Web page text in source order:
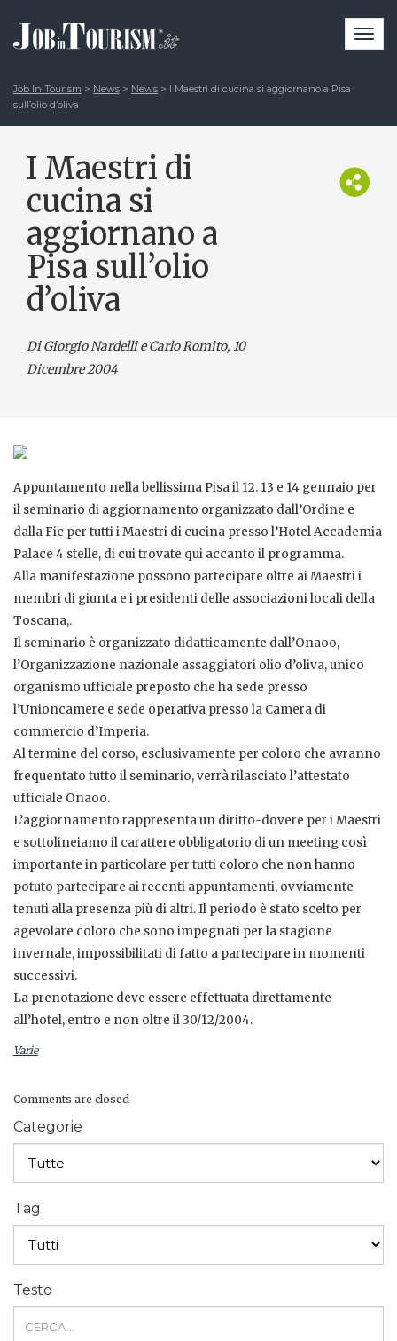
Job In Tourism > News > News > I Maestri di cucina si aggiornano a Pisa
sull’olio d’oliva
I Maestri di
cucina si
aggiornano a
Pisa sull’olio
d’oliva
Di Giorgio Nardelli e Carlo Romito, 10
Dicembre 2004
Appuntamento nella bellissima Pisa il 12. 13 e 14 gennaio per
il seminario di aggiornamento organizzato dall’Ordine e
dalla Fic per tutti i Maestri di cucina presso l’Hotel Accademia
Palace 4 stelle, di cui trovate qui accanto il programma.
Alla manifestazione possono partecipare oltre ai Maestri i
membri di giunta e i presidenti delle associazioni locali della
Toscana,.
Il seminario è organizzato didatticamente dall’Onaoo,
l’Organizzazione nazionale assaggiatori olio d’oliva, unico
organismo ufficiale preposto che ha sede presso
l’Unioncamere e sede operativa presso la Camera di
commercio d’Imperia.
Al termine del corso, esclusivamente per coloro che avranno
frequentato tutto il seminario, verrà rilasciato l’attestato
ufficiale Onaoo.
L’aggiornamento rappresenta un diritto-dovere per i Maestri
e sottolineiamo il carattere obbligatorio di un meeting così
importante in particolare per tutti coloro che non hanno
potuto partecipare ai recenti appuntamenti, ovviamente
tenuti alla presenza più di altri. Il periodo è stato scelto per
agevolare coloro che sono impegnati per la stagione
invernale, impossibilitati di fatto a partecipare in momenti
successivi.
La prenotazione deve essere effettuata direttamente
all’hotel, entro e non oltre il 30/12/2004.
Varie
Comments are closed
Categorie
Tag
Testo